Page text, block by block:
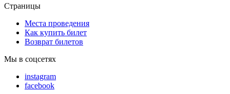
Страницы
Места проведения
Как купить билет
Возврат билетов
Мы в соцсетях
instagram
facebook